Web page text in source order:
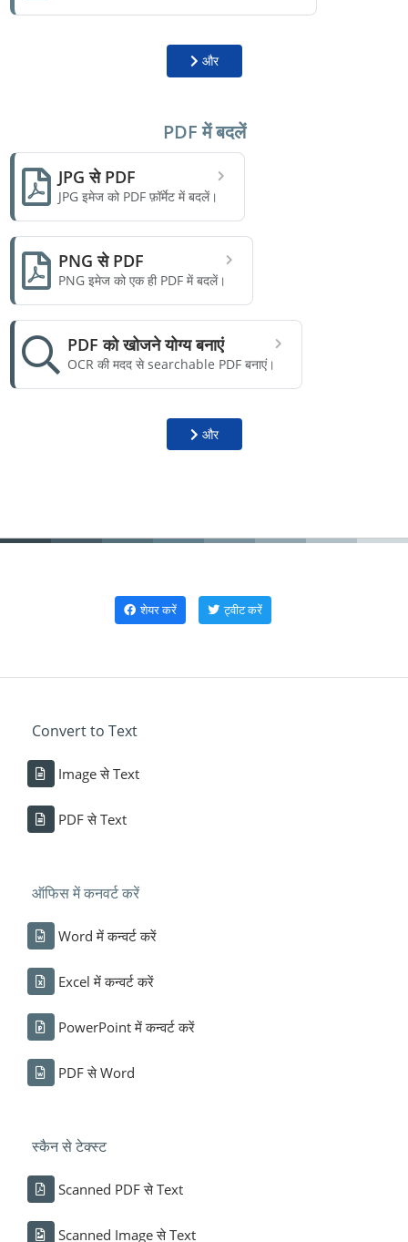
और
PDF में बदलें
JPG से PDF
JPG इमेज को PDF फ़ॉर्मेट में बदलें।
PNG से PDF
PNG इमेज को एक ही PDF में बदलें।
PDF को खोजने योग्य बनाएं
OCR की मदद से searchable PDF बनाएं।
और
शेयर करें ट्वीट करें
Convert to Text
Image से Text
PDF से Text
ऑफिस में कनवर्ट करें
Word में कन्वर्ट करें
Excel में कन्वर्ट करें
PowerPoint में कन्वर्ट करें
PDF से Word
स्कैन से टेक्स्ट
Scanned PDF से Text
Scanned Image से Text